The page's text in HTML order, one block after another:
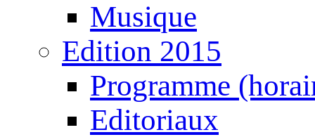
Musique
Edition 2015
Programme
Editoriaux